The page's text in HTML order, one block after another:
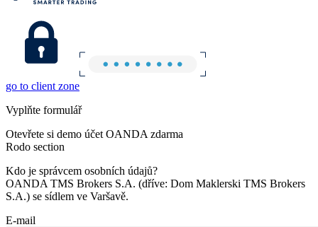
go to client zone
Vyplňte formulář
Otevřete si demo účet OANDA zdarma
Rodo section
Kdo je správcem osobních údajů?
OANDA TMS Brokers S.A. (dříve: Dom Maklerski TMS Brokers
S.A.) se sídlem ve Varšavě.
E-mail